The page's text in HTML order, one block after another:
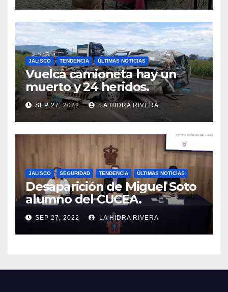
JALISCO TENDENCIA ÚLTIMAS NOTICIAS
Vuelca camioneta hay un
muerto y 24 heridos.
SEP 27, 2022 LA HIDRA RIVERA
JALISCO SEGURIDAD TENDENCIA ÚLTIMAS NOTICIAS
Desaparición de Miguel Soto
alumno del CUCEA.
SEP 27, 2022 LA HIDRA RIVERA